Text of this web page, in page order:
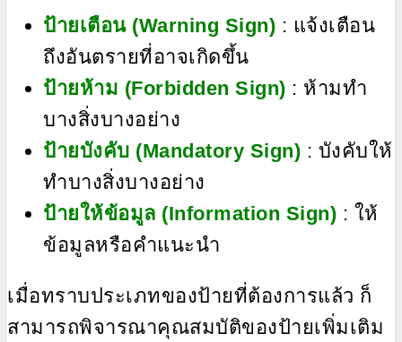
ป้ายเตือน (Warning Sign) : แจ้งเตือน
ถึงอันตรายที่อาจเกิดขึ้น
ป้ายห้าม (Forbidden Sign) : ห้ามทำ
บางสิ่งบางอย่าง
ป้ายบังคับ (Mandatory Sign) : บังคับให้
ทำบางสิ่งบางอย่าง
ป้ายให้ข้อมูล (Information Sign) : ให้
ข้อมูลหรือคำแนะนำ
เมื่อทราบประเภทของป้ายที่ต้องการแล้ว ก็
สามารถพิจารณาคุณสมบัติของป้ายเพิ่มเติม